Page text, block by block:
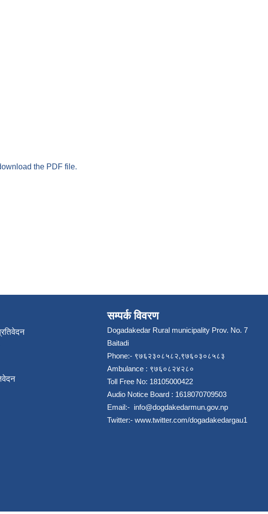
the PDF file.
सम्पर्क विवरण
Dogadakedar Rural municipality Prov. No. 7
Baitadi
Phone:- ९७६२३०८५८२,९७६०३०८५८३
Ambulance : ९७६०८२४२८०
Toll Free No: 18105000422
Audio Notice Board : 1618070709503
Email:- info@dogdakedarmun.gov.np
Twitter:- www.twitter.com/dogadakedargau1